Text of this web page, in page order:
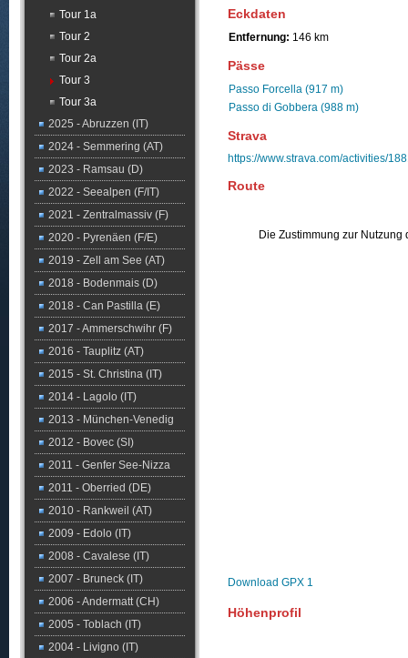
Tour 1a
Tour 2
Tour 2a
Tour 3
Tour 3a
2025 - Abruzzen (IT)
2024 - Semmering (AT)
2023 - Ramsau (D)
2022 - Seealpen (F/IT)
2021 - Zentralmassiv (F)
2020 - Pyrenäen (F/E)
2019 - Zell am See (AT)
2018 - Bodenmais (D)
2018 - Can Pastilla (E)
2017 - Ammerschwihr (F)
2016 - Tauplitz (AT)
2015 - St. Christina (IT)
2014 - Lagolo (IT)
2013 - München-Venedig
2012 - Bovec (SI)
2011 - Genfer See-Nizza
2011 - Oberried (DE)
2010 - Rankweil (AT)
2009 - Edolo (IT)
2008 - Cavalese (IT)
2007 - Bruneck (IT)
2006 - Andermatt (CH)
2005 - Toblach (IT)
2004 - Livigno (IT)
Eckdaten
Entfernung: 146 km
Pässe
Passo Forcella (917 m)
Passo di Gobbera (988 m)
Strava
https://www.strava.com/activities/
Route
Die Zustimmung zur
Download GPX 1
Höhenprofil